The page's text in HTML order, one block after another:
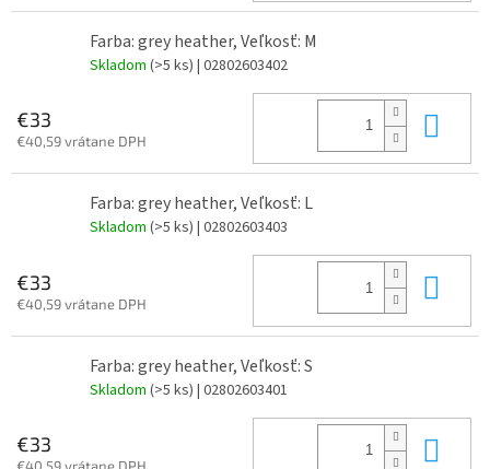
Farba: grey heather, Veľkosť: M
Skladom (>5 ks) | 02802603402
€33
€40,59 vrátane DPH
Farba: grey heather, Veľkosť: L
Skladom (>5 ks) | 02802603403
€33
€40,59 vrátane DPH
Farba: grey heather, Veľkosť: S
Skladom (>5 ks) | 02802603401
€33